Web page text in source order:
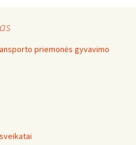
priemonės gyvavimo